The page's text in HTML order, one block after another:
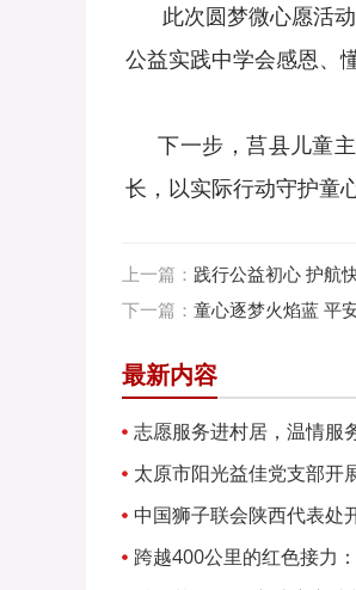
此次圆梦微心愿活动
公益实践中学会感恩、
下一步，莒县儿童主
长，以实际行动守护童
上一篇： 践行公益初心 护航
下一篇： 童心逐梦火焰蓝 平
最新内容
志愿服务进村居，温情服
太原市阳光益佳党支部开
中国狮子联会陕西代表处
跨越400公里的红色接力